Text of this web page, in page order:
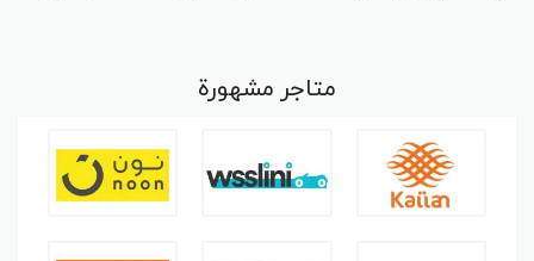
متاجر مشهورة